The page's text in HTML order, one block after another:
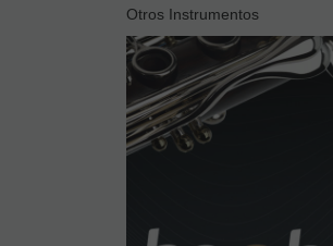
Otros Instrumentos